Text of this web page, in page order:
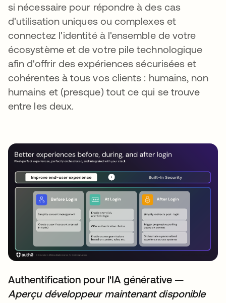
si nécessaire pour répondre à des cas
d'utilisation uniques ou complexes et
connectez l'identité à l'ensemble de votre
écosystème et de votre pile technologique
afin d'offrir des expériences sécurisées et
cohérentes à tous vos clients : humains, non
humains et (presque) tout ce qui se trouve
entre les deux.
Authentification pour l'IA générative —
Aperçu développeur maintenant disponible